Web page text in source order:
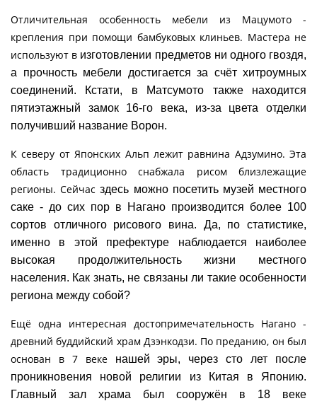
Отличительная особенность мебели из Мацумото -
крепления при помощи бамбуковых клиньев. Мастера не
используют в изготовлении предметов ни одного гвоздя,
а прочность мебели достигается за счёт хитроумных
соединений. Кстати, в Матсумото также находится
пятиэтажный замок 16-го века, из-за цвета отделки
получивший название Ворон.
К северу от Японских Альп лежит равнина Адзумино. Эта
область традиционно снабжала рисом близлежащие
регионы. Сейчасздесь можно посетить музей местного
саке - до сих пор в Нагано производится более 100
сортов отличного рисового вина. Да, по статистике,
именно в этой префектуре наблюдается наиболее
высокая продолжительность жизни местного
населения. Как знать, не связаны ли такие особенности
региона между собой?
Ещё одна интересная достопримечательность Нагано -
древний буддийский храм Дзэнкодзи. По преданию, он был
основан в 7 веке
нашей эры, через сто лет после
проникновения новой религии из Китая в Японию.
Главный зал храма был сооружён в 18 веке